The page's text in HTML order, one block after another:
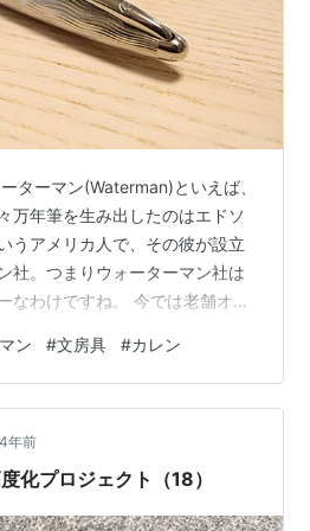
ターマン(Waterman)といえば、
万年筆を生み出したのはエドソ
うアメリカ人で、その彼が設立
社。つまりウォーターマン社は
なわけですね。 今では老舗オー
後追い企業の1つに過ぎなかった
造会社で喩えるなら、ウォータ
はライト社【1909年設立】み
マン目線で見ればパーカー
ぽっと出のカーチス社【1916年
ン #文房具 #カレン
4年前
化プロジェクト（18）